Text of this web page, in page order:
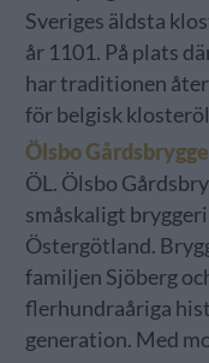
Sveriges äldsta
år 1101. På plats
har traditionen
för belgisk
Ölsbo
ÖL. Ölsbo
småskaligt
Östergötland.
familjen Sjöberg
flerhundraåriga
generation. Med